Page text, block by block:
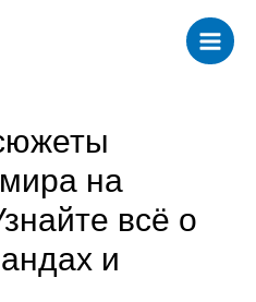
Main
на
всё о
и